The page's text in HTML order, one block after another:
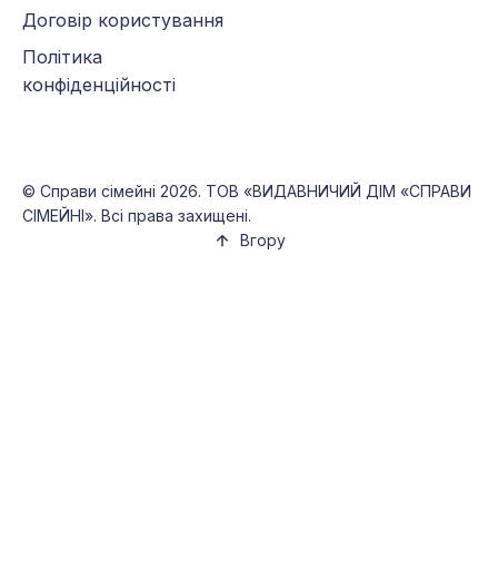
Договір користування
Політика
конфіденційності
© Справи сімейні 2026. ТОВ «ВИДАВНИЧИЙ ДІМ «СПРАВИ
СІМЕЙНІ». Всі права захищені.
Вгору